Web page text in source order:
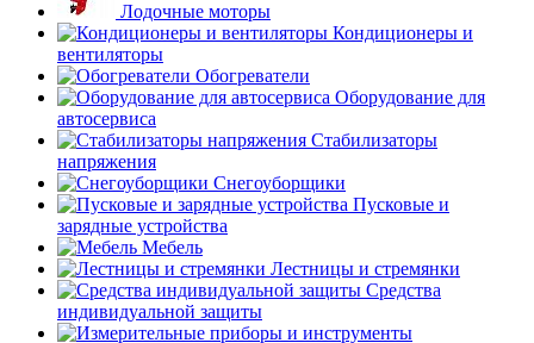
Лодочные моторы
Кондиционеры и
вентиляторы
Обогреватели
Оборудование для
автосервиса
Стабилизаторы
напряжения
Снегоуборщики
Пусковые и
зарядные устройства
Мебель
Лестницы и стремянки
Средства
индивидуальной защиты